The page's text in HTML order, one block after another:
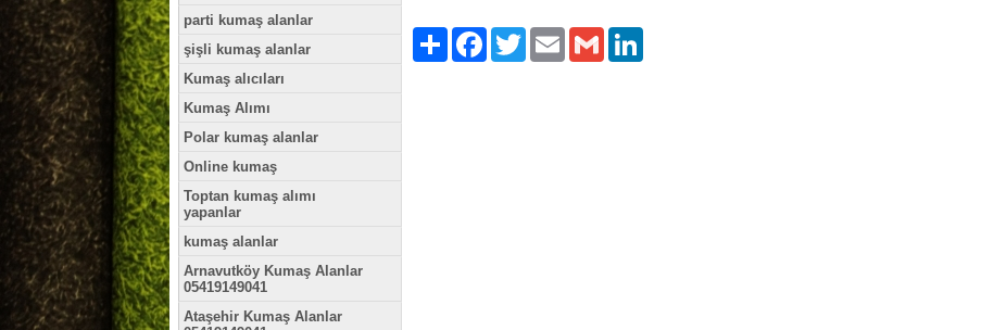
parti kumaş alanlar
şişli kumaş alanlar
Kumaş alıcıları
Kumaş Alımı
Polar kumaş alanlar
Online kumaş
Toptan kumaş alımı
yapanlar
kumaş alanlar
Arnavutköy Kumaş Alanlar
05419149041
Ataşehir Kumaş Alanlar
Paylaş FacebookTwitter Email Gmail